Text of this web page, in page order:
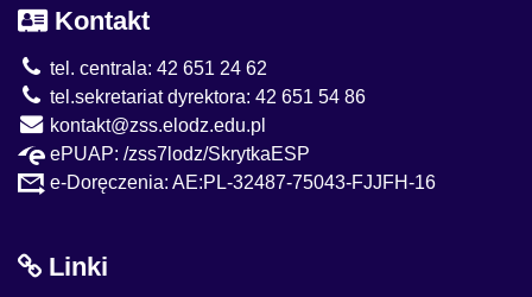
Kontakt
tel. centrala: 42 651 24 62
tel.sekretariat dyrektora: 42 651 54 86
kontakt@zss.elodz.edu.pl
ePUAP: /zss7lodz/SkrytkaESP
e-Doręczenia: AE:PL-32487-75043-FJJFH-16
Linki